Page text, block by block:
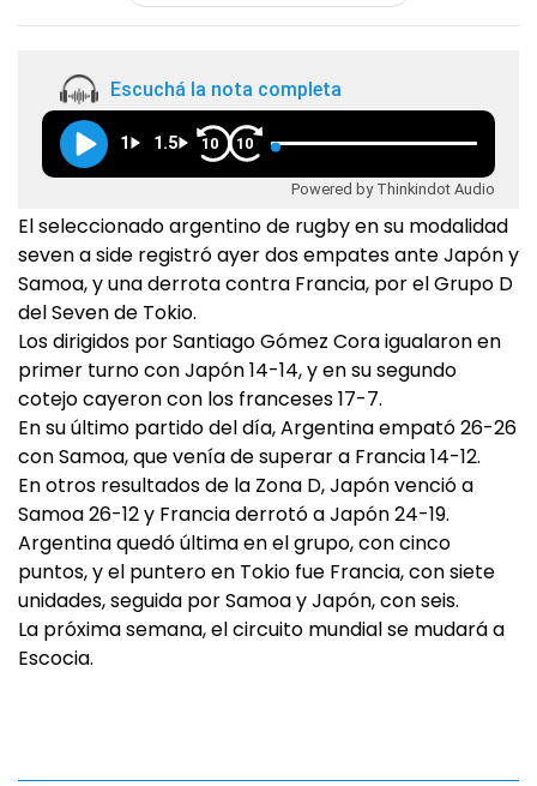
Escuchá la nota completa
1 1.5 10 10
Powered by Thinkindot Audio
El seleccionado argentino de rugby en su modalidad
seven a side registró ayer dos empates ante Japón y
Samoa, y una derrota contra Francia, por el Grupo D
del Seven de Tokio.
Los dirigidos por Santiago Gómez Cora igualaron en
primer turno con Japón 14-14, y en su segundo
cotejo cayeron con los franceses 17-7.
En su último partido del día, Argentina empató 26-26
con Samoa, que venía de superar a Francia 14-12.
En otros resultados de la Zona D, Japón venció a
Samoa 26-12 y Francia derrotó a Japón 24-19.
Argentina quedó última en el grupo, con cinco
puntos, y el puntero en Tokio fue Francia, con siete
unidades, seguida por Samoa y Japón, con seis.
La próxima semana, el circuito mundial se mudará a
Escocia.